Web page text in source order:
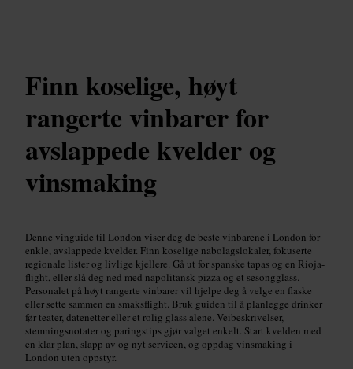
Finn koselige, høyt
rangerte vinbarer for
avslappede kvelder og
vinsmaking
Denne vinguide til London viser deg de beste vinbarene i London for
enkle, avslappede kvelder. Finn koselige nabolagslokaler, fokuserte
regionale lister og livlige kjellere. Gå ut for spanske tapas og en Rioja-
flight, eller slå deg ned med napolitansk pizza og et sesongglass.
Personalet på høyt rangerte vinbarer vil hjelpe deg å velge en flaske
eller sette sammen en smaksflight. Bruk guiden til å planlegge drinker
før teater, datenetter eller et rolig glass alene. Veibeskrivelser,
stemningsnotater og paringstips gjør valget enkelt. Start kvelden med
en klar plan, slapp av og nyt servicen, og oppdag vinsmaking i
London uten oppstyr.